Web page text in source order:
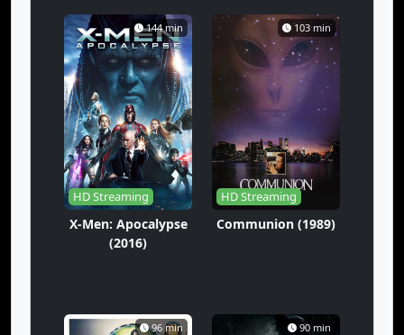
144 min
HD Streaming
X-Men: Apocalypse
(2016)
103 min
HD Streaming
Communion (1989)
96 min 90 min